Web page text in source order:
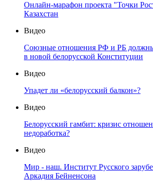
Онлайн-марафон проекта "Точки
Казахстан
Видео
Союзные отношения РФ и РБ
в новой белорусской Конституции
Видео
Упадет ли «белорусский балкон»?
Видео
Белорусский гамбит: кризис
недоработка?
Видео
Мир - наш. Институт Русского
Аркадия Бейненсона